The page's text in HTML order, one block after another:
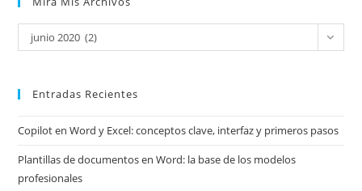
Mira
mis
junio 2020 (2)
Entradas Recientes
Copilot en Word y Excel: conceptos clave, interfaz y primeros pasos
Plantillas de documentos en Word: la base de los modelos
profesionales